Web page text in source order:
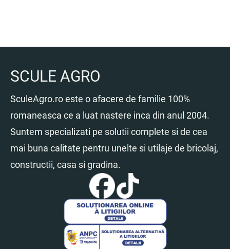
SCULE AGRO
SculeAgro.ro este o afacere de familie 100%
romaneasca ce a luat nastere inca din anul 2004.
Suntem specializati pe solutii complete si de cea
mai buna calitate pentru unelte si utilaje de bricolaj,
constructii, casa si gradina.